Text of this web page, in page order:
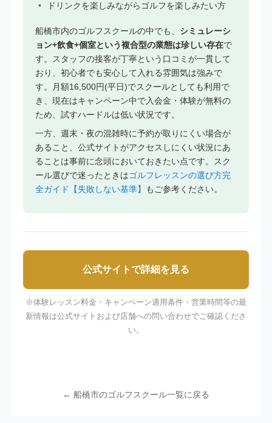
ドリンクを楽しみながらゴルフを楽しみたい方
船橋市内のゴルフスクールの中でも、 シミュレーシ
ョン+飲食+個室という複合型の業態は珍しい存在で
す。スタッフの接客が丁寧という口コミが一貫して
おり、初心者でも安心して入れる雰囲気は強みで
す。月額16,500円(平日)でスクールとしても利用で
き、現在はキャンペーン中で入会金・体験が無料の
ため、試すハードルは低い状況です。
一方、週末・夜の混雑時に予約が取りにくい場合が
あること、公式サイトがアクセスしにくい状況にあ
ることは事前に念頭においておきたい点です。スク
ール選びで迷ったときはゴルフレッスンの選び方完
全ガイド【失敗しない基準】
もご参考ください。
公式サイトで詳細を見る
※体験レッスン料金・キャンペーン適用条件・営業時間等の最
新情報は公式サイトおよび店舗への問い合わせでご確認くださ
い。
← 船橋市のゴルフスクール一覧に戻る